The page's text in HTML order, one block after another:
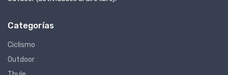
Categorías
Ciclismo
Outdoor